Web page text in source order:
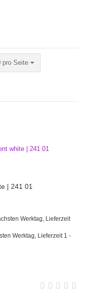
pro Seite
| 241 01
Werktag, Lieferzeit 1 -